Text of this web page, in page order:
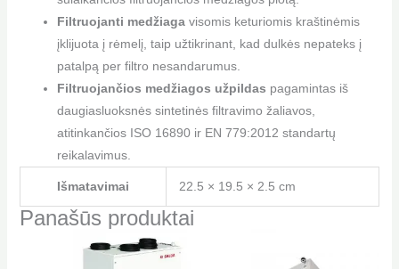
Filtruojanti medžiagavisomis keturiomis kraštinėmis
įklijuota į rėmelį, taip užtikrinant, kad dulkės nepateks į
patalpą per filtro nesandarumus.
Filtruojančios medžiagos užpildas pagamintas iš
daugiasluoksnės sintetinės filtravimo žaliavos,
atitinkančios ISO 16890 ir EN 779:2012 standartų
reikalavimus.
Išmatavimai 22.5 × 19.5 × 2.5 cm
Panašūs produktai